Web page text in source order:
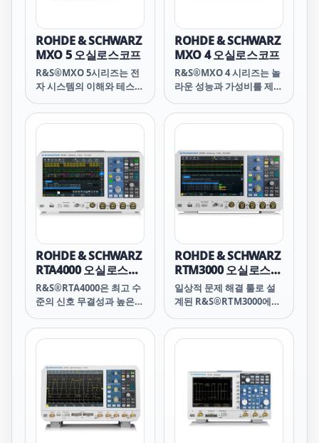
깊이 있는 통찰력을 달성함
으로써 측정값에 대한 확신
을 얻을 수 있습니다.
ROHDE & SCHWARZ
MXO 5 오실로스코프
R&S®MXO 5시리즈는 전
자 시스템의 이해와 테스트
오실로스코프 기술을 제공
합니다.
ROHDE & SCHWARZ
MXO 4 오실로스코프
R&S®MXO 4 시리즈는 놀
라운 성능과 가성비를 제공
스코프입니다. 10년 간의
연구로 이루어낸 엔지니어
찰력을 제공합니다.
ROHDE & SCHWARZ
RTA4000 오실로스코
프
R&S®RTA4000은 최고 수
준의 신호 무결성과 높은
탑재해 Power of 10의 의
미를 한차원 높여줍니다.
10비트 ADC와 동급 최고
의 노이즈 억제 성능 및 메
모리 크기는 선명한 파형과
더욱 정확한 측정을 제공하
며, 예기치 않은 측정 과제
ROHDE & SCHWARZ
RTM3000 오실로스코
프
일상적 문제 해결 툴로 설
계된 R&S®RTM3000에는
10배의 메모리, 10.1" 터치
스크린) 사양과 로데슈바르
는 로데슈바르즈 프로브 인
터페이스가 결합되어 있습
니다.